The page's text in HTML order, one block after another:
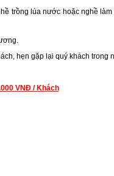
trồng lúa nước hoặc nghề
hẹn gặp lại quý khách trong
VNĐ / Khách